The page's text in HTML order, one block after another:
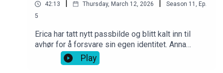
42:13 Thursday, March 12, 2026 Season 11 , Ep.
5
Erica har tatt nytt passbilde og blitt kalt inn til
avhør for å forsvare sin egen identitet. Anna
holder på å bli fette gærn: Hun lufter en spooky
setting hun befinner seg i, og lurer på om hun
Play